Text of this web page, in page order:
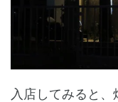
入店してみると